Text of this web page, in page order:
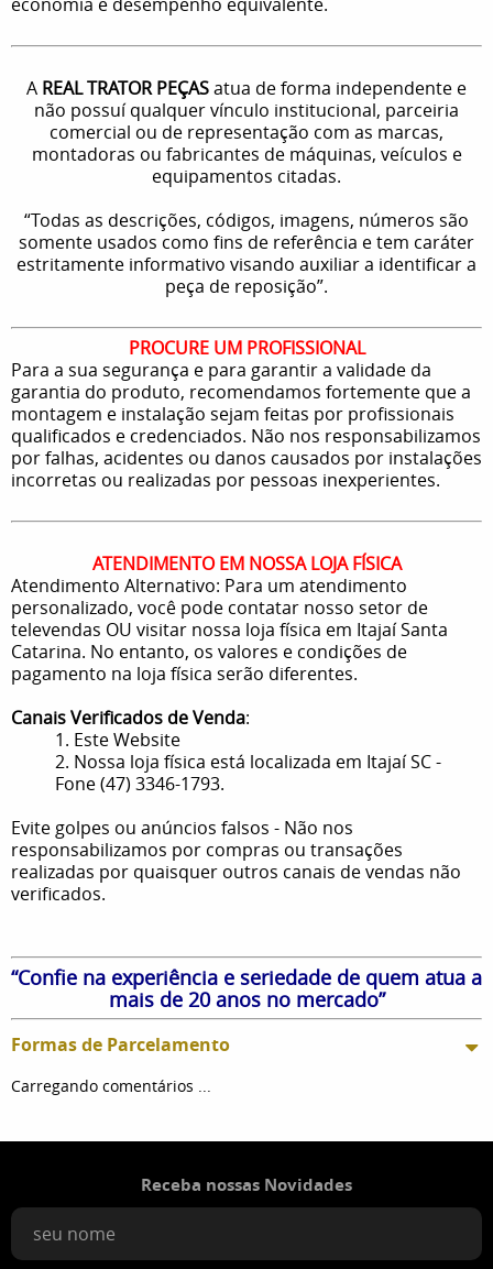
A REAL TRATOR PEÇASatua de forma independente e
não possuí qualquer vínculo institucional, parceiria
comercial ou de representação com as marcas,
montadoras ou fabricantes de máquinas, veículos e
equipamentos citadas.
“Todas as descrições, códigos, imagens, números são
somente usados como fins de referência e tem caráter
estritamente informativo visando auxiliar a identificar a
peça de reposição”.
PROCURE UM PROFISSIONAL
Para a sua segurança e para garantir a validade da
garantia do produto, recomendamos fortemente que a
montagem e instalação sejam feitas por profissionais
qualificados e credenciados. Não nos responsabilizamos
por falhas, acidentes ou danos causados por instalações
incorretas ou realizadas por pessoas inexperientes.
ATENDIMENTO EM NOSSA LOJA FÍSICA
Atendimento Alternativo: Para um atendimento
personalizado, você pode contatar nosso setor de
televendas OU visitar nossa loja física em Itajaí Santa
Catarina. No entanto, os valores e condições de
pagamento na loja física serão diferentes.
Canais Verificados de Venda:
1. Este Website
2. Nossa loja física está localizada em Itajaí SC -
Fone (47) 3346-1793.
Evite golpes ou anúncios falsos - Não nos
responsabilizamos por compras ou transações
realizadas por quaisquer outros canais de vendas não
verificados.
“Confie na experiência e seriedade de quem atua a
mais de 20 anos no mercado”
Formas de Parcelamento
Carregando comentários ...
Receba nossas Novidades